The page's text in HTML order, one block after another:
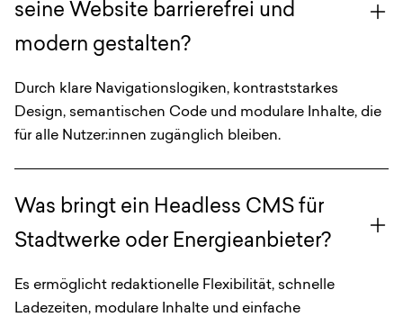
seine Website barrierefrei und
modern gestalten?
Durch klare Navigationslogiken, kontraststarkes
Design, semantischen Code und modulare Inhalte, die
für alle Nutzer:innen zugänglich bleiben.
Was bringt ein Headless CMS für
Stadtwerke oder Energieanbieter?
Es ermöglicht redaktionelle Flexibilität, schnelle
Ladezeiten, modulare Inhalte und einfache